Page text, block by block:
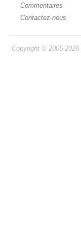
Commentaires
Contactez-nous
Copyright © 2005-2026